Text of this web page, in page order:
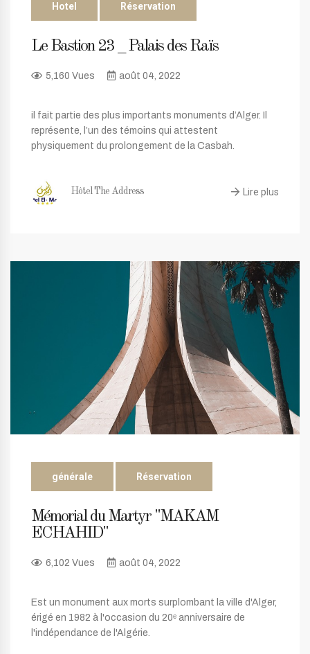
Hotel Réservation
Le Bastion 23 _ Palais des Raïs
5,160 Vues août 04, 2022
il fait partie des plus importants monuments d’Alger. Il
représente, l’un des témoins qui attestent
physiquement du prolongement de la Casbah.
Hôtel The Address Lire plus
générale Réservation
Mémorial du Martyr "MAKAM
ECHAHID"
6,102 Vues août 04, 2022
Est un monument aux morts surplombant la ville d'Alger,
érigé en 1982 à l'occasion du 20ᵉ anniversaire de
l'indépendance de l'Algérie.